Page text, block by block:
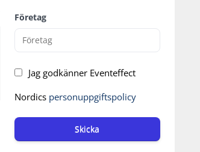
Företag
Jag godkänner Eventeffect
Nordics personuppgiftspolicy
Skicka